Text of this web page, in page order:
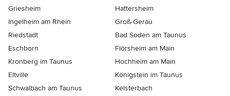
Griesheim
Hattersheim
Ingelheim am Rhein
Groß-Gerau
Riedstadt
Bad Soden am Taunus
Eschborn
Flörsheim am Main
Kronberg im Taunus
Hochheim am Main
Eltville
Königstein im Taunus
Schwalbach am Taunus
Kelsterbach